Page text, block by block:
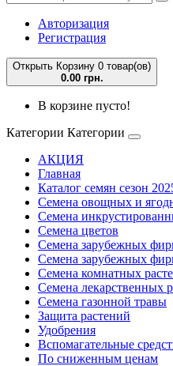
Авторизация
Регистрация
Открыть Корзину 0 товар(ов)
0.00 грн.
В корзине пусто!
Категории Категории
АКЦИЯ
Главная
Каталог семян сезон
Семена овощных и
Семена
Семена цветов
Семена зарубежных
Семена зарубежных
Семена комнатных
Семена лекарственных
Семена газонной травы
Защита растений
Удобрения
Вспомагательные
По сниженным ценам